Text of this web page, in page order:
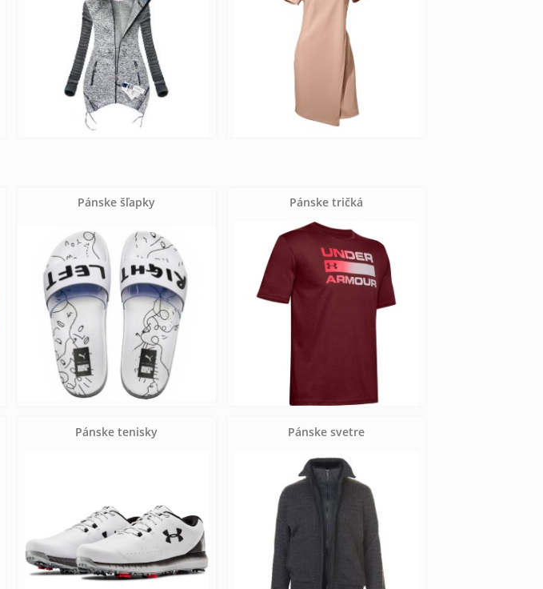
Pánske šľapky Pánske tričká
Pánske tenisky Pánske svetre